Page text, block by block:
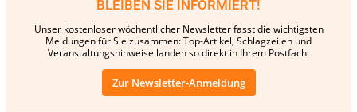
BLEIBEN SIE INFORMIERT!
Unser kostenloser wöchentlicher Newsletter fasst die wichtigsten
Meldungen für Sie zusammen: Top-Artikel, Schlagzeilen und
Veranstaltungshinweise landen so direkt in Ihrem Postfach.
Zur Newsletter-Anmeldung